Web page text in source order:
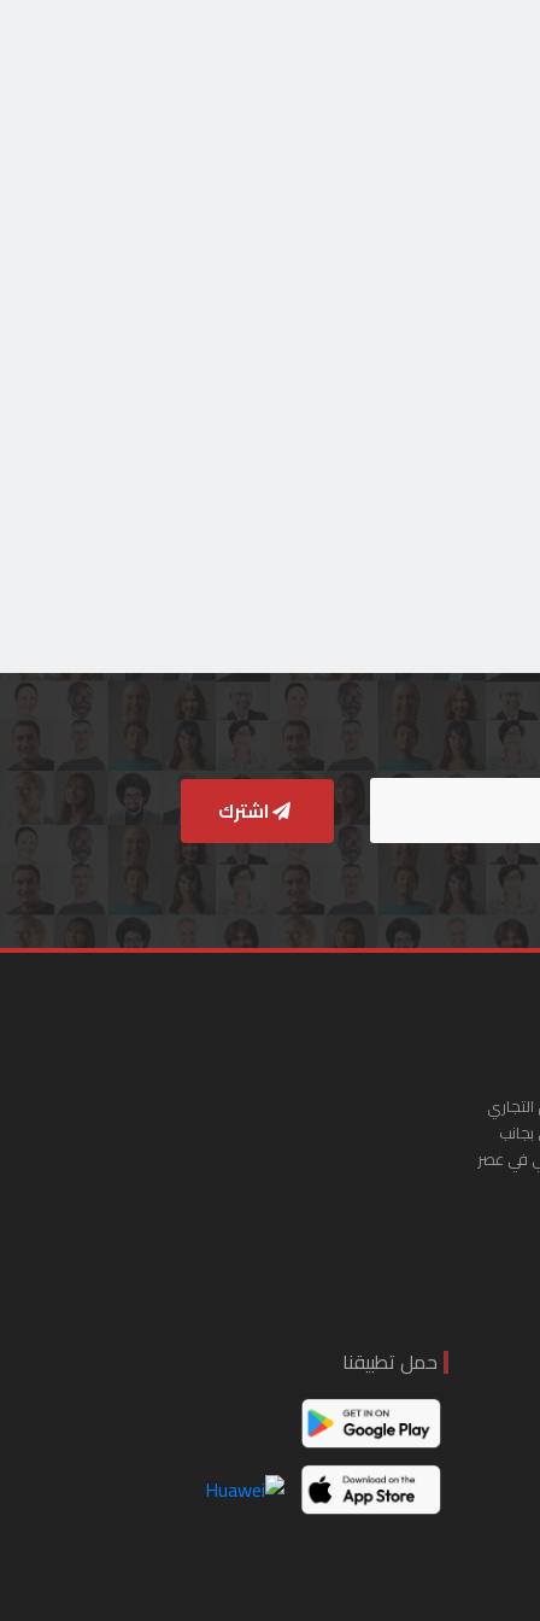
اشترك
في عصر
حمل تطبيقنا